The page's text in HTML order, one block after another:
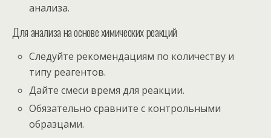
анализа.
Для анализа на основе химических реакций
Следуйте рекомендациям по количеству и
типу реагентов.
Дайте смеси время для реакции.
Обязательно сравните с контрольными
образцами.